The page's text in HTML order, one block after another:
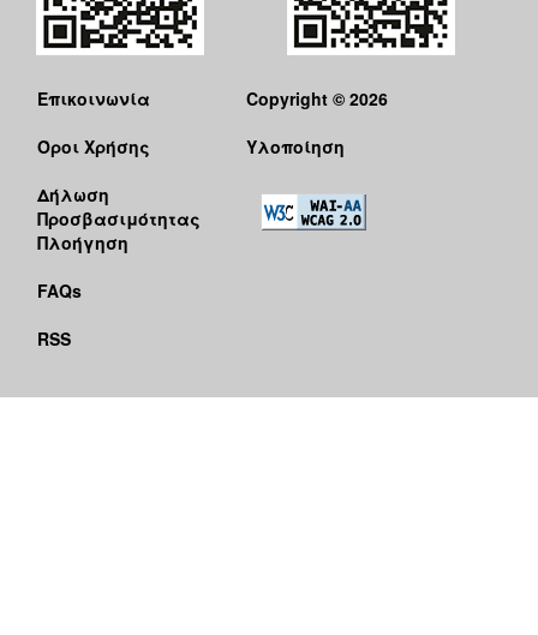
Επικοινωνία
Όροι Χρήσης
Δήλωση
Προσβασιμότητας
Πλοήγηση
FAQs
RSS
Copyright © 2026
Υλοποίηση